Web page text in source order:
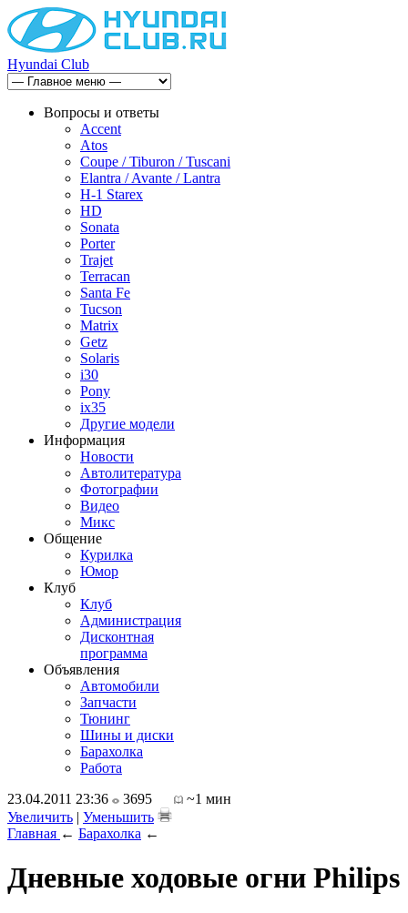
Hyundai Club
Вопросы и ответы
Accent
Atos
Coupe / Tiburon / Tuscani
Elantra / Avante / Lantra
H-1 Starex
HD
Sonata
Porter
Trajet
Terracan
Santa Fe
Tucson
Matrix
Getz
Solaris
i30
Pony
ix35
Другие модели
Информация
Новости
Автолитература
Фотографии
Видео
Микс
Общение
Курилка
Юмор
Клуб
Клуб
Администрация
Дисконтная
программа
Объявления
Автомобили
Запчасти
Тюнинг
Шины и диски
Барахолка
Работа
23.04.2011 23:36
3695
~1 мин
Увеличить | Уменьшить
Главная ← Барахолка ←
Дневные ходовые огни Philips